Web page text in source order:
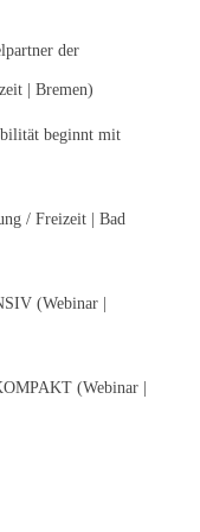
der
| Bremen)
beginnt mit
/ Freizeit | Bad
(Webinar |
(Webinar |